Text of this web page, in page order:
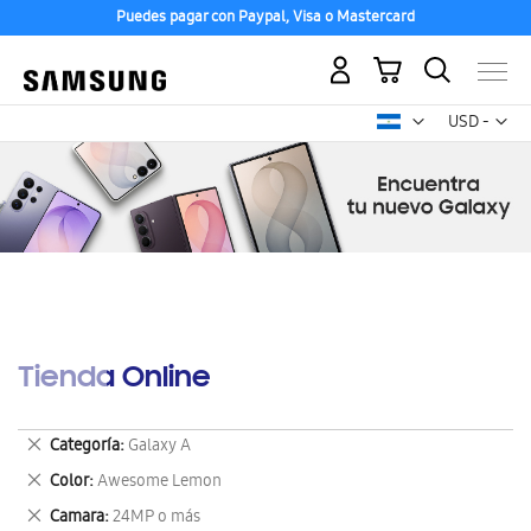
Puedes pagar con Paypal, Visa o Mastercard
USD -
dólar
Mi carrito
Tienda Online
Categoría Galaxy A
Eliminar
este
artículo
Color Awesome Lemon
Eliminar
este
Camara 24MP o más
Eliminar